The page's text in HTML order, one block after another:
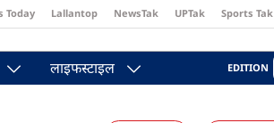
Today Lallantop NewsTak UPTak Sports Tak
लाइफस्टाइल EDITION